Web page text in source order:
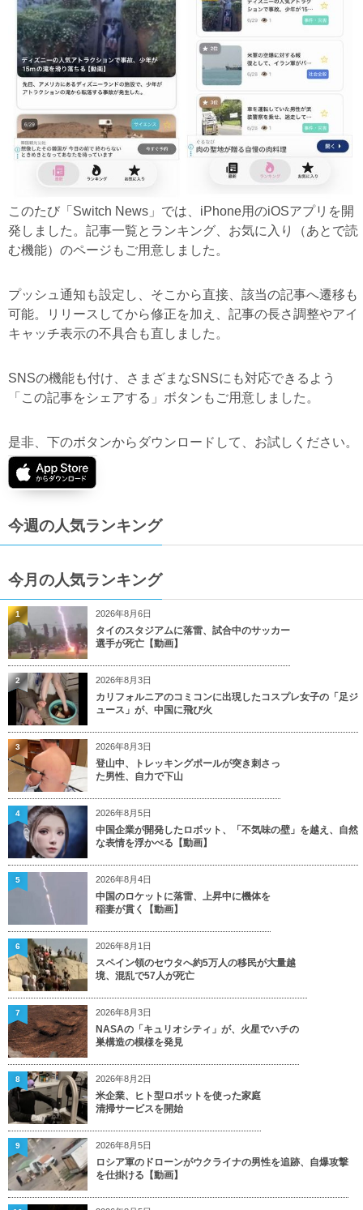
このたび「Switch News」では、iPhone用のiOSアプリを開
発しました。記事一覧とランキング、お気に入り（あとで読
む機能）のページもご用意しました。
プッシュ通知も設定し、そこから直接、該当の記事へ遷移も
可能。リリースしてから修正を加え、記事の長さ調整やアイ
キャッチ表示の不具合も直しました。
SNSの機能も付け、さまざまなSNSにも対応できるよう
「この記事をシェアする」ボタンもご用意しました。
是非、下のボタンからダウンロードして、お試しください。
今週の人気ランキング
今月の人気ランキング
2026年8月6日
タイのスタジアムに落雷、試合中のサッカー
選手が死亡【動画】
1
2026年8月3日
カリフォルニアのコミコンに出現したコスプレ女子の「足ジ
ュース」が、中国に飛び火
2
2026年8月3日
登山中、トレッキングポールが突き刺さっ
た男性、自力で下山
3
2026年8月5日
中国企業が開発したロボット、「不気味の壁」を越え、自然
な表情を浮かべる【動画】
4
2026年8月4日
中国のロケットに落雷、上昇中に機体を
稲妻が貫く【動画】
5
2026年8月1日
スペイン領のセウタへ約5万人の移民が大量越
境、混乱で57人が死亡
6
2026年8月3日
NASAの「キュリオシティ」が、火星でハチの
巣構造の模様を発見
7
2026年8月2日
米企業、ヒト型ロボットを使った家庭
清掃サービスを開始
8
2026年8月5日
ロシア軍のドローンがウクライナの男性を追跡、自爆攻撃
を仕掛ける【動画】
9